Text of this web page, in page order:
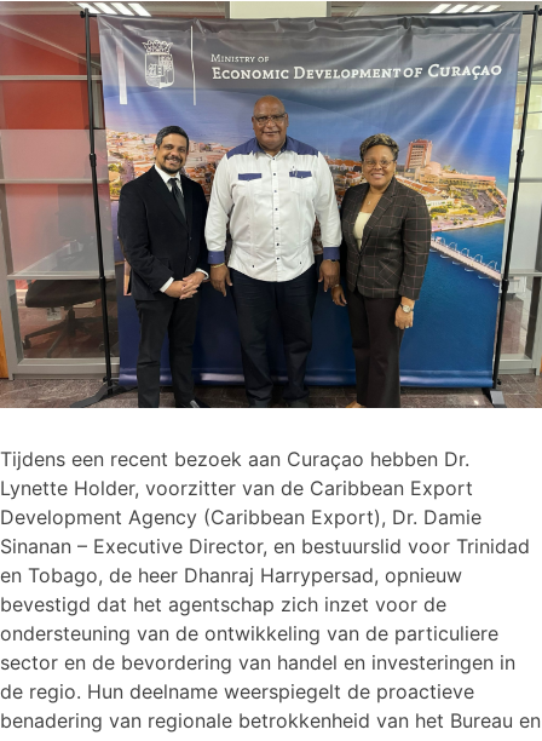
Tijdens een recent bezoek aan Curaçao hebben Dr.
Lynette Holder, voorzitter van de Caribbean Export
Development Agency (Caribbean Export), Dr. Damie
Sinanan – Executive Director, en bestuurslid voor Trinidad
en Tobago, de heer Dhanraj Harrypersad, opnieuw
bevestigd dat het agentschap zich inzet voor de
ondersteuning van de ontwikkeling van de particuliere
sector en de bevordering van handel en investeringen in
de regio. Hun deelname weerspiegelt de proactieve
benadering van regionale betrokkenheid van het Bureau en